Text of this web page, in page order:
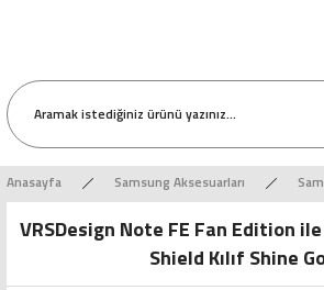
Anasayfa Samsung Aksesuarları
VRSDesign Note FE Fan Edition
Shield Kılıf Shine